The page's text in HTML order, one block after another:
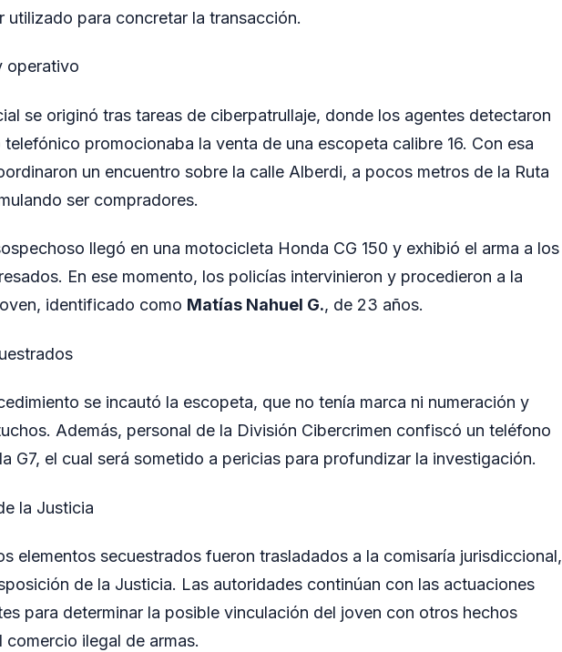
utilizado para concretar la transacción.
operativo
se originó tras tareas de ciberpatrullaje, donde los agentes detectaron
telefónico promocionaba la venta de una escopeta calibre 16. Con esa
un encuentro sobre la calle Alberdi, a pocos metros de la Ruta
ser compradores.
llegó en una motocicleta Honda CG 150 y exhibió el arma a los
En ese momento, los policías intervinieron y procedieron a la
identificado como Matías Nahuel G., de 23 años.
se incautó la escopeta, que no tenía marca ni numeración y
Además, personal de la División Cibercrimen confiscó un teléfono
G7, el cual será sometido a pericias para profundizar la investigación.
la Justicia
elementos secuestrados fueron trasladados a la comisaría jurisdiccional,
de la Justicia. Las autoridades continúan con las actuaciones
para determinar la posible vinculación del joven con otros hechos
comercio ilegal de armas.